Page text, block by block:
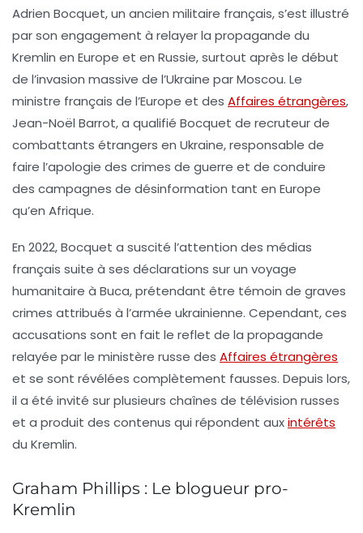
Adrien Bocquet, un ancien militaire français, s’est illustré
par son engagement à relayer la propagande du
Kremlin en Europe et en Russie, surtout après le début
de l’invasion massive de l’Ukraine par Moscou. Le
ministre français de l’Europe et des Affaires étrangères,
Jean-Noël Barrot, a qualifié Bocquet de recruteur de
combattants étrangers en Ukraine, responsable de
faire l’apologie des crimes de guerre et de conduire
des campagnes de désinformation tant en Europe
qu’en Afrique.
En 2022, Bocquet a suscité l’attention des médias
français suite à ses déclarations sur un voyage
humanitaire à Buca, prétendant être témoin de graves
crimes attribués à l’armée ukrainienne. Cependant, ces
accusations sont en fait le reflet de la propagande
relayée par le ministère russe des Affaires étrangères
et se sont révélées complètement fausses. Depuis lors,
il a été invité sur plusieurs chaînes de télévision russes
et a produit des contenus qui répondent auxintérêts
du Kremlin.
Graham Phillips : Le blogueur pro-
Kremlin